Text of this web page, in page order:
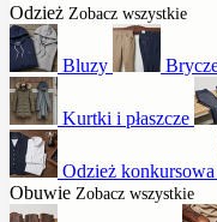
Odzież Zobacz wszystkie
Bluzy
Kurtki i płaszcze
Odzież konkursowa
Obuwie Zobacz wszystkie